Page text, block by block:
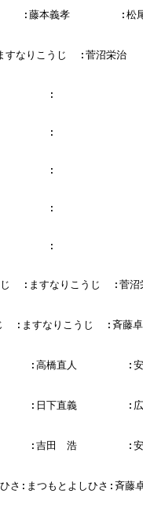
:藤本義孝        :松
なりこうじ  :菅沼栄治
:
:
:
:
:
:ますなりこうじ  :菅沼
:ますなりこうじ  :斉藤
:高橋直人        :安
:日下直義        :広
:吉田　浩        :安
:まつもとよしひさ:斉藤